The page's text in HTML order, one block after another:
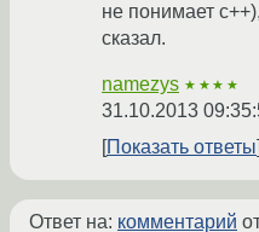
не понимает
сказал.
namezys ★★★★
31.10.2013
Показать ответы
Ответ на: комментарий